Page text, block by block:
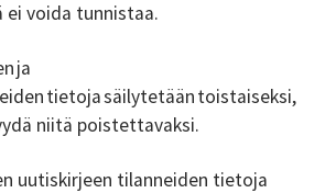
voida tunnistaa.
ja
tietoja säilytetään toistaiseksi,
niitä poistettavaksi.
uutiskirjeen tilanneiden tietoja